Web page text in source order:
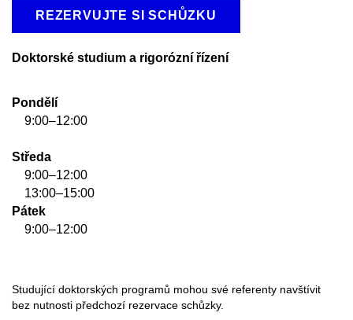
REZERVUJTE SI SCHŮZKU
Doktorské studium a rigorózní řízení
Pondělí
9:00–12:00
Středa
9:00–12:00
13:00–15:00
Pátek
9:00–12:00
Studující doktorských programů mohou své referenty navštívit
bez nutnosti předchozí rezervace schůzky.